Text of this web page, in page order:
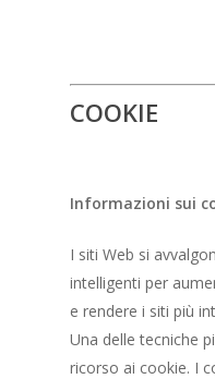
COOKIE
Informazioni sui
I siti Web si
intelligenti per
e rendere i siti più
Una delle tecniche
ricorso ai cookie. I